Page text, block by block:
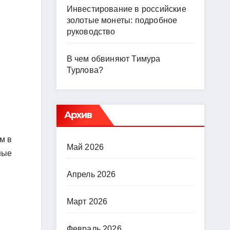
в
Инвестирование в российские
золотые монеты: подробное
руководство
В чем обвиняют Тимура
Турлова?
Архив
Май 2026
Апрель 2026
Март 2026